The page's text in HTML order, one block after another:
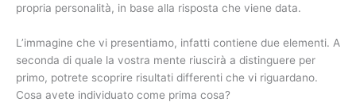
propria personalità, in base alla risposta che viene data.
L’immagine che vi presentiamo, infatti contiene due elementi. A
seconda di quale la vostra mente riuscirà a distinguere per
primo, potrete scoprire risultati differenti che vi riguardano.
Cosa avete individuato come prima cosa?